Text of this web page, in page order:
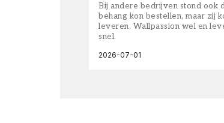
Bij andere bedrijven stond ook
behang kon bestellen, maar zij
leveren. Wallpassion wel en
snel.
2026-07-01